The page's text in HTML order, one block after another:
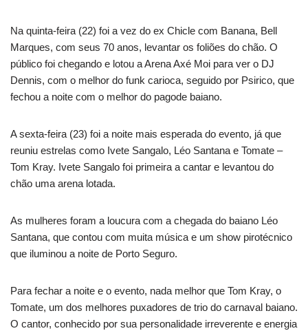
Na quinta-feira (22) foi a vez do ex Chicle com Banana, Bell
Marques, com seus 70 anos, levantar os foliões do chão. O
público foi chegando e lotou a Arena Axé Moi para ver o DJ
Dennis, com o melhor do funk carioca, seguido por Psirico, que
fechou a noite com o melhor do pagode baiano.
A sexta-feira (23) foi a noite mais esperada do evento, já que
reuniu estrelas como Ivete Sangalo, Léo Santana e Tomate –
Tom Kray. Ivete Sangalo foi primeira a cantar e levantou do
chão uma arena lotada.
As mulheres foram a loucura com a chegada do baiano Léo
Santana, que contou com muita música e um show pirotécnico
que iluminou a noite de Porto Seguro.
Para fechar a noite e o evento, nada melhor que Tom Kray, o
Tomate, um dos melhores puxadores de trio do carnaval baiano.
O cantor, conhecido por sua personalidade irreverente e energia